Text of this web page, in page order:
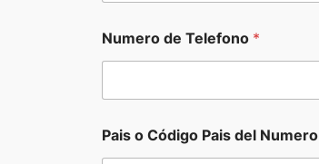
Numero de Telefono *
Pais o Código Pais del Numero